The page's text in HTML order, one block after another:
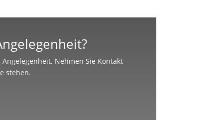
Nehmen Sie Kontakt
stehen.